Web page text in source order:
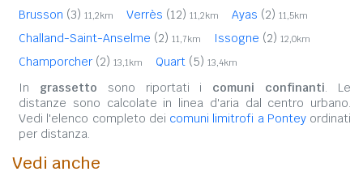
Brusson (3) 11,2km Verrès (12) 11,2km Ayas (2) 11,5km
Challand-Saint-Anselme (2) 11,7km Issogne (2) 12,0km
Champorcher (2) 13,1km Quart (5) 13,4km
In grassetto sono riportati i comuni confinanti. Le
distanze sono calcolate in linea d'aria dal centro urbano.
Vedi l'elenco completo dei comuni limitrofi a Ponteyordinati
per distanza.
Vedi anche